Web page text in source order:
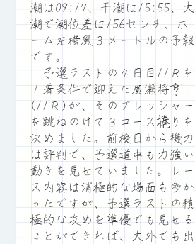
潮は09:17、干潮は15:55、大
潮で潮位差は156センチ、ホ
ーム左横風３メートルの予報
です。
予選ラストの４日目11Ｒを
１着条件で迎えた廣瀬将亨
(11Ｒ)が、そのプレッシャー
を跳ねのけて３コース捲りを
決めました。前検日から機力
は評判で、予選道中も力強い
動きを見せていました。レー
ス内容は消極的な場面も多か
ったですが、予選ラストの積
極的な攻めを準優でも見せる
ことができれば、大外でも出